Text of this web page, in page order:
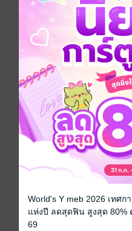
มันจะพิเศษแค่ไหนกันนะ?
ติดตามได้ใน #สะดุดรักนา
--------
(สปอยล์)
นางเอกกับเพื่อนนั่งอยู่คาเฟ
"แกคงไม่รอโชควาสนาปร
เพราะถ้ารอนาน ๆ พี่ใบไม้
แดกก่อนก็ได้นะ"
ลูกแก้วพูดขึ้นเพื่อเตือนสติเพื่
"เขาคงไม่ถูกสาวคนไหนค
หน้านิ่งเป็นกำแพงน้ำแข็ง
นร็อตไวเลอร์เลย"
ทั้งสองพูดคุย โดยที่ไม่รู้เลย
'ผู้หญิงคนนั้นจริง ๆ ด้วย ท่า
ยังไม่รู้จักกันแต่กล้าวิจาร
อะไรคือกำแพงน้ำแข็ง อะไร
World's Y meb 2026 เทศ
แห่งปี ลดสุดฟิน สูงสุด 80%
69